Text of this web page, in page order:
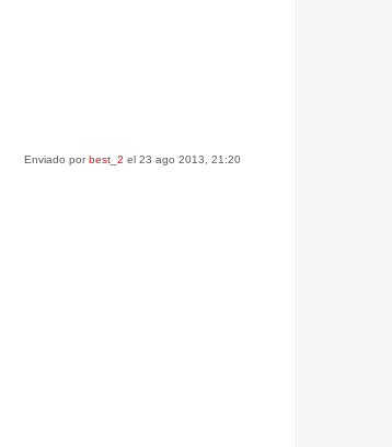
Enviado porbest_2 el 23 ago 2013, 21:20